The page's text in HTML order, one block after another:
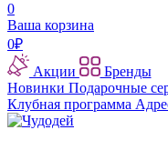
0
Ваша корзина
0₽
Акции
Бренды
Новинки Подарочные
Клубная программа